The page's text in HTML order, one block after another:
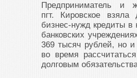
Предприниматель и
пгт. Кировское взяла
бизнес-нужд кредиты в
банковских
369 тысяч рублей, но
во время
долговым